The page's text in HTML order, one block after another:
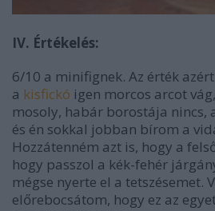
IV. Értékelés:
6/10 a minifignek. Az érték
a kisfickó igen morcos arcot
mosoly, habár borostája nincs,
és én sokkal jobban bírom a
Hozzátenném azt is, hogy a
hogy passzol a kék-fehér
mégse nyerte el a tetszésemet.
előrebocsátom, hogy ez az